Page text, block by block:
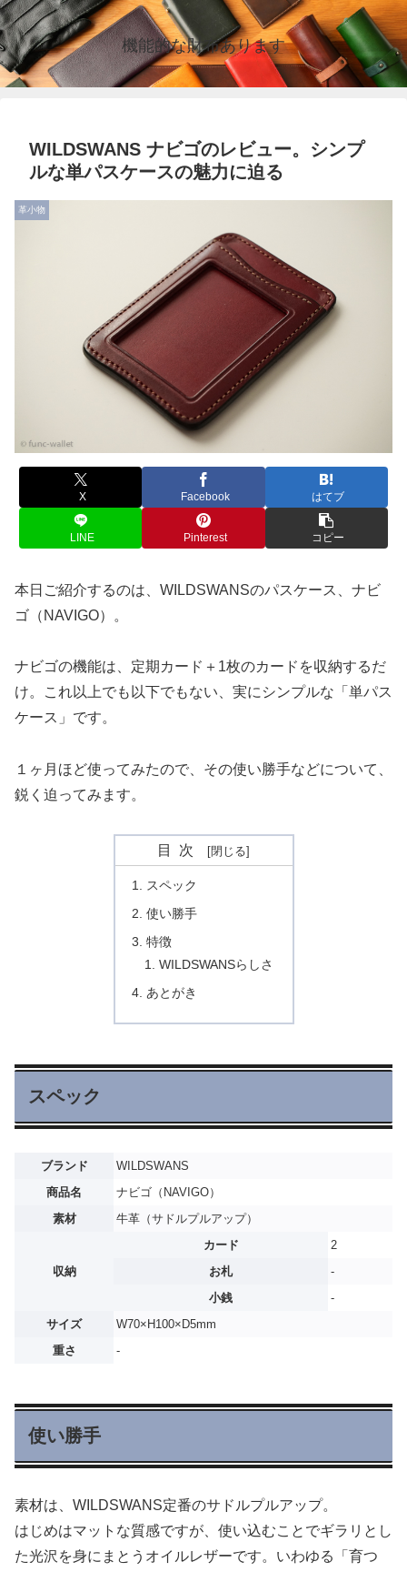
機能的な財布あります
WILDSWANS ナビゴのレビュー。シンプ
ルな単パスケースの魅力に迫る
革小物
X Facebook はてブ
LINE Pinterest コピー
本日ご紹介するのは、WILDSWANSのパスケース、ナビ
ゴ（NAVIGO）。
ナビゴの機能は、定期カード＋1枚のカードを収納するだ
け。これ以上でも以下でもない、実にシンプルな「単パス
ケース」です。
１ヶ月ほど使ってみたので、その使い勝手などについて、
鋭く迫ってみます。
目次
スペック
使い勝手
特徴
WILDSWANSらしさ
あとがき
スペック
ブランド
WILDSWANS
商品名
ナビゴ（NAVIGO）
素材
牛革（サドルプルアップ）
収納
カード
2
お札
-
小銭
-
サイズ
W70×H100×D5mm
重さ
-
使い勝手
素材は、WILDSWANS定番のサドルプルアップ。
はじめはマットな質感ですが、使い込むことでギラリとし
た光沢を身にまとうオイルレザーです。いわゆる「育つ